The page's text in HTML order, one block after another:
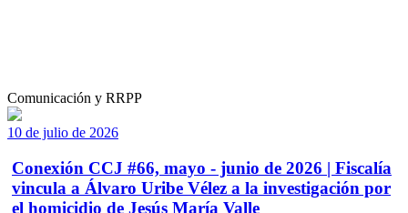
Comunicación y RRPP
10 de julio de 2026
Conexión CCJ #66, mayo - junio de 2026 | Fiscalía
vincula a Álvaro Uribe Vélez a la investigación por
el homicidio de Jesús María Valle